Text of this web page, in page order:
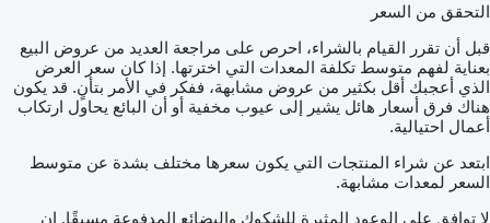
التحقق من السعر
قبل أن تقرر القيام بالشراء، احرص على مراجعة العديد من عروض البيع
بعناية لفهم متوسط تكلفة المعدات التي اخترتها. إذا كان سعر العرض
الذي أعجبك أقل بكثير من عروض مشابهة، ففكر في الأمر بتأنٍ. قد يكون
هناك فرق أسعار هائل يشير إلى عيوب مخفية أو أن البائع يحاول ارتكاب
أعمال احتيالية.
ابتعد عن شراء المنتجات التي يكون سعرها مختلف بشدة عن متوسط
السعر لمعدات مشابهة.
لا توافق على الوعود المثيرة للشكوك والبضائع المدفوعة مسبقًا. إن